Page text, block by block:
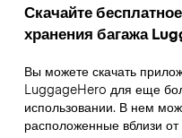
Скачайте
хранения багажа
Вы можете скачать
LuggageHero для еще
использовании. В нем
расположенные вблизи от